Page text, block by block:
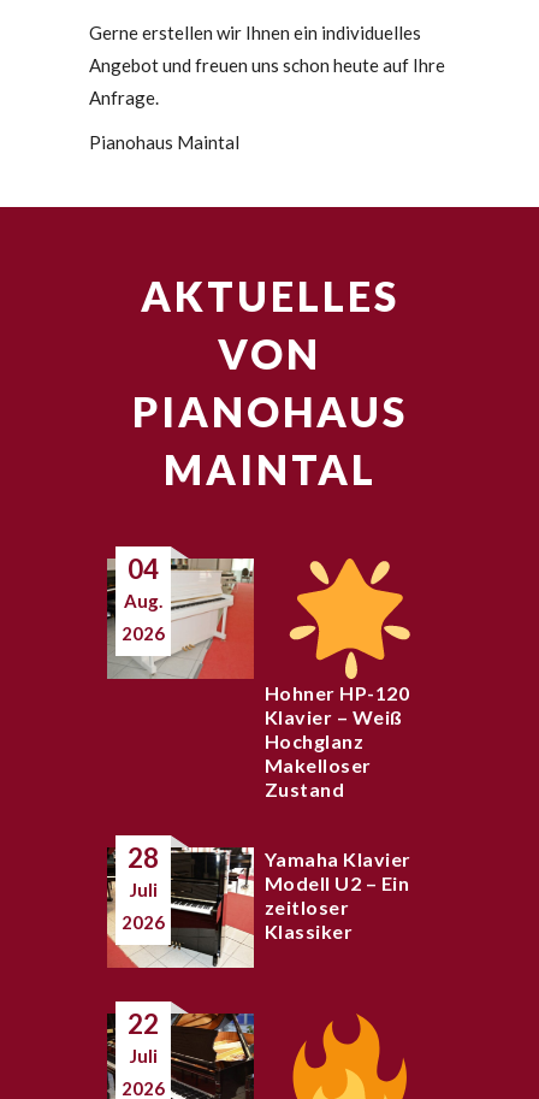
Gerne erstellen wir Ihnen ein individuelles
Angebot und freuen uns schon heute auf Ihre
Anfrage.
Pianohaus Maintal
AKTUELLES
VON
PIANOHAUS
MAINTAL
04
Aug.
2026
Hohner HP-120
Klavier – Weiß
Hochglanz
Makelloser
Zustand
28
Juli
2026
Yamaha Klavier
Modell U2 – Ein
zeitloser
Klassiker
22
Juli
2026